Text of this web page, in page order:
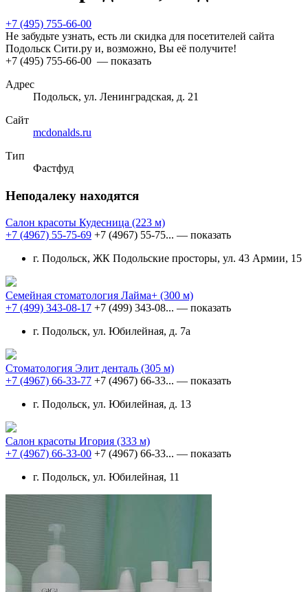
+7 (495) 755-66-00
Не забудьте узнать, есть ли скидка для посетителей сайта
Подольск Сити.ру и, возможно, Вы её получите!
+7 (495) 755-66-00 — показать
Адрес
Подольск, ул. Ленинградская, д. 21
Сайт
mcdonalds.ru
Тип
Фастфуд
Неподалеку находятся
Салон красоты Кудесница (223 м)
+7 (4967) 55-75-69 +7 (4967) 55-75... — показать
г. Подольск, ЖК Подольские просторы, ул. 43 Армии, 15
Семейная стоматология Лайма+ (300 м)
+7 (499) 343-08-17 +7 (499) 343-08... — показать
г. Подольск, ул. Юбилейная, д. 7а
Стоматология Элит денталь (305 м)
+7 (4967) 66-33-77 +7 (4967) 66-33... — показать
г. Подольск, ул. Юбилейная, д. 13
Салон красоты Игория (333 м)
+7 (4967) 66-33-00 +7 (4967) 66-33... — показать
г. Подольск, ул. Юбилейная, 11